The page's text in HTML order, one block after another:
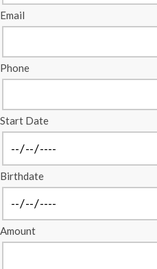
Email
Phone
Start Date
Birthdate
Amount